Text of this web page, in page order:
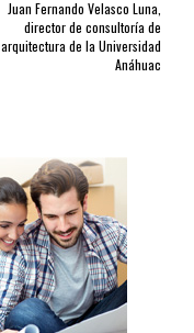
Juan Fernando Velasco Luna,
director de consultoría de
arquitectura de la Universidad
Anáhuac